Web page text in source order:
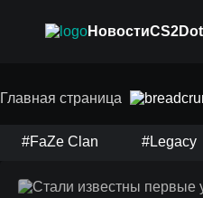
НовостиCS2
Главная страница
#FaZe Clan #Legacy
Стали